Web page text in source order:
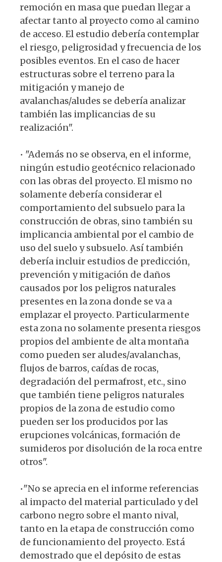
remoción en masa que puedan llegar a
afectar tanto al proyecto como al camino
de acceso. El estudio debería contemplar
el riesgo, peligrosidad y frecuencia de los
posibles eventos. En el caso de hacer
estructuras sobre el terreno para la
mitigación y manejo de
avalanchas/aludes se debería analizar
también las implicancias de su
realización".
• "Además no se observa, en el informe,
ningún estudio geotécnico relacionado
con las obras del proyecto. El mismo no
solamente debería considerar el
comportamiento del subsuelo para la
construcción de obras, sino también su
implicancia ambiental por el cambio de
uso del suelo y subsuelo. Así también
debería incluir estudios de predicción,
prevención y mitigación de daños
causados por los peligros naturales
presentes en la zona donde se va a
emplazar el proyecto. Particularmente
esta zona no solamente presenta riesgos
propios del ambiente de alta montaña
como pueden ser aludes/avalanchas,
flujos de barros, caídas de rocas,
degradación del permafrost, etc., sino
que también tiene peligros naturales
propios de la zona de estudio como
pueden ser los producidos por las
erupciones volcánicas, formación de
sumideros por disolución de la roca entre
otros".
•"No se aprecia en el informe referencias
al impacto del material particulado y del
carbono negro sobre el manto nival,
tanto en la etapa de construcción como
de funcionamiento del proyecto. Está
demostrado que el depósito de estas